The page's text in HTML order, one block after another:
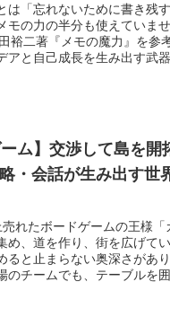
は「忘れないために書き残
モの力の半分も使えていませ
裕二著『メモの魔力』を参
アと自己成長を生み出す武器
ム】交渉して島を開
・会話が生み出す世
れたボードゲームの王様「
め、道を作り、街を広げて
ると止まらない奥深さがあ
のチームでも、テーブルを